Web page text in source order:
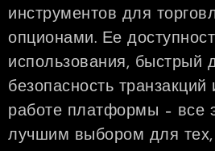
инструментов для
опционами. Ее
использования, быстрый
безопасность
работе платформы – все
лучшим выбором для тех,